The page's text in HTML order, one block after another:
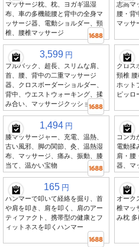
マッサージ枕、枕、ヨガギ温湿
布、車の多機能腰と背中の全身マ
ッサージ器、電動ショルダー、頸
椎、腰椎マッサージ
志高マ
腰・背
マッサ
3,599 円
フルバック、超長、スリムな肩、
首、腰、背中の二重マッサージ
器、クロスボーダーショルダー、
背中、ウエストウォーキング、揉
み合い、マッサージクッション
クロス
頸椎
ホット
ピッロ
1,494 円
膝マッサージャー、充電、温熱、
古い風邪、脚の関節、灸、温熱湿
布、マッサージ、痛み、振動、膝
当て、温かい宝物
コンカ
電動揉
肩・腰
器、マ
165 円
ハンマーで叩いて経絡を掘り、首
や肩を叩き、肩を叩く、肩のアー
ティファクト、携帯型の健康とフ
ィットネスを叩くハンマー
オーク
椎マッ
み枕